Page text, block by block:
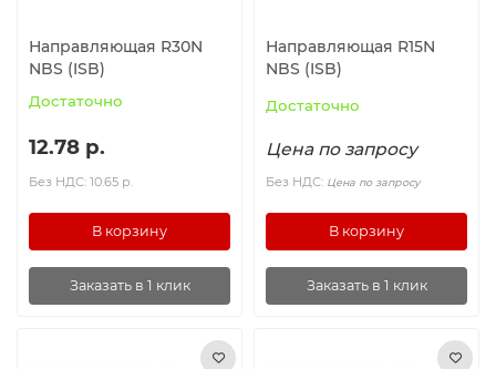
Направляющая R30N
NBS (ISB)
Достаточно
12.78 р.
Без НДС: 10.65 р.
В корзину
Заказать в 1 клик
Направляющая R15N
NBS (ISB)
Достаточно
Цена по запросу
Без НДС: Цена по запросу
В корзину
Заказать в 1 клик